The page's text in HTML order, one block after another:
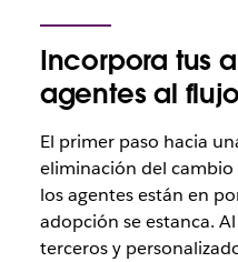
Incorpora tus
agentes al
El primer paso hacia
eliminación del
los agentes están en
adopción se estanca.
terceros y